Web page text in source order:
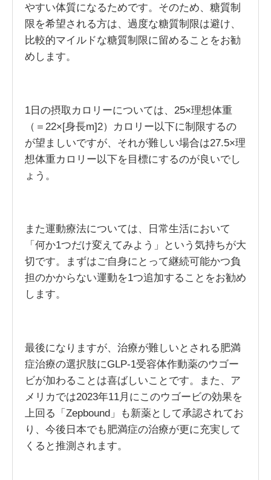
やすい体質になるためです。そのため、糖質制
限を希望される方は、過度な糖質制限は避け、
比較的マイルドな糖質制限に留めることをお勧
めします。
1日の摂取カロリーについては、25×理想体重
（＝22×[身長m]2）カロリー以下に制限するの
が望ましいですが、それが難しい場合は27.5×理
想体重カロリー以下を目標にするのが良いでし
ょう。
また運動療法については、日常生活において
「何か1つだけ変えてみよう」という気持ちが大
切です。まずはご自身にとって継続可能かつ負
担のかからない運動を1つ追加することをお勧め
します。
最後になりますが、治療が難しいとされる肥満
症治療の選択肢にGLP-1受容体作動薬のウゴー
ビが加わることは喜ばしいことです。また、ア
メリカでは2023年11月にこのウゴービの効果を
上回る「Zepbound」も新薬として承認されてお
り、今後日本でも肥満症の治療が更に充実して
くると推測されます。